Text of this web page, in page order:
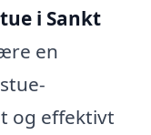
i Sankt
en
og effektivt